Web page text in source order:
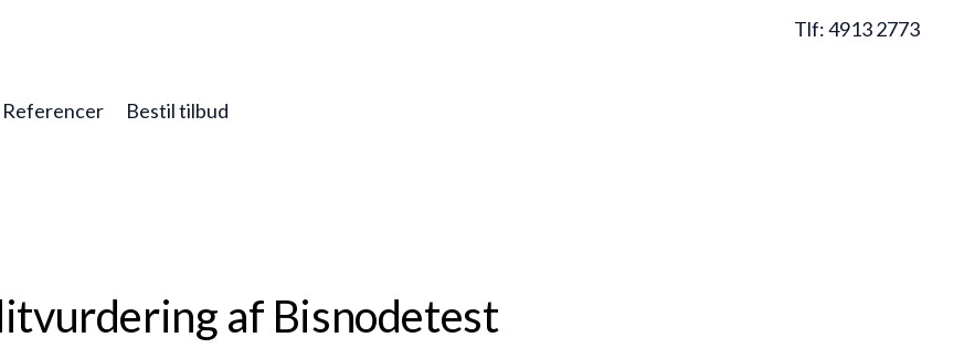
Tlf:4913 2773
Referencer Bestil tilbud
af Bisnodetest